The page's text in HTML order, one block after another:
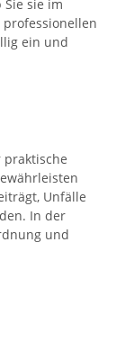
sie im
ein und
Unfälle
In der
und